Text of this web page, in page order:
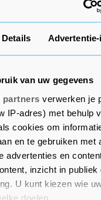
Details
van uw gegevens
partners verwerken je
IP-adres) met behulp
cookies om
en te gebruiken met
advertenties en
inzicht in publiek
U kunt kiezen wie
doelen.
verkiezingen Covid-
maatregelen
de situatie daartoe
van een
voorgeschreven.